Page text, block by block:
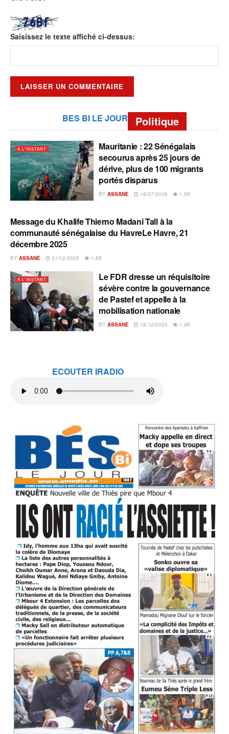
Saisissez le texte affiché ci-dessus:
BES BI LE JOUR Politique
A L'INSTANT
Mauritanie : 22 Sénégalais
secourus après 25 jours de
dérive, plus de 100 migrants
portés disparus
BY ASSANE 18/07/2026 1.5K
A L'INSTANT
Message du Khalife Thierno Madani Tall à la
communauté sénégalaise du HavreLe Havre, 21
décembre 2025
BY ASSANE 21/12/2025 1.8K
A L'INSTANT
Le FDR dresse un réquisitoire
sévère contre la gouvernance
de Pastef et appelle à la
mobilisation nationale
BY ASSANE 18/12/2025 1.9K
ECOUTER IRADIO